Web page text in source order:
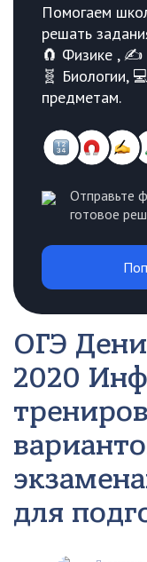
Помогаем
решать
🧲 Физике , ✍️
🧬 Биологии,
предметам.
Отправьте
готовое
ОГЭ
2020
для